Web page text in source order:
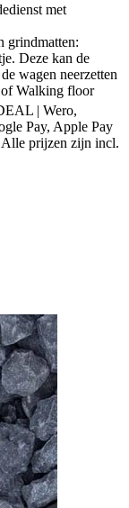
met
grindmatten:
Deze kan de
wagen neerzetten
Walking floor
| Wero,
Pay, Apple Pay
prijzen zijn incl.